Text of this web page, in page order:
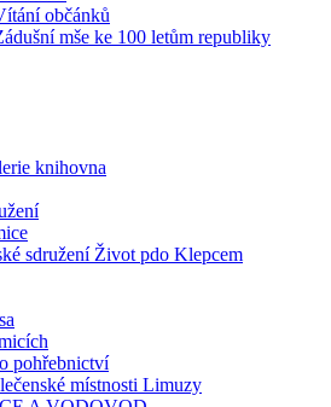
občánků
mše ke 100 letům republiky
knihovna
sdružení Život pdo Klepcem
pohřebnictví
místnosti Limuzy